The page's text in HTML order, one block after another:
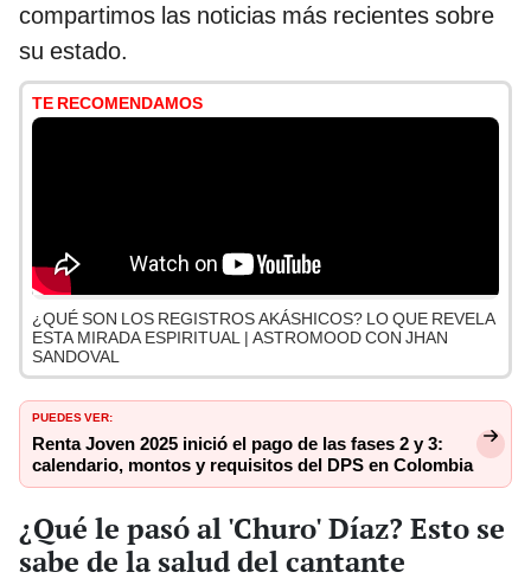
compartimos las noticias más recientes sobre
su estado.
TE RECOMENDAMOS
¿QUÉ SON LOS REGISTROS AKÁSHICOS? LO QUE REVELA
ESTA MIRADA ESPIRITUAL | ASTROMOOD CON JHAN
SANDOVAL
PUEDES VER:
Renta Joven 2025 inició el pago de las fases 2 y 3:
calendario, montos y requisitos del DPS en Colombia
¿Qué le pasó al 'Churo' Díaz? Esto se
sabe de la salud del cantante